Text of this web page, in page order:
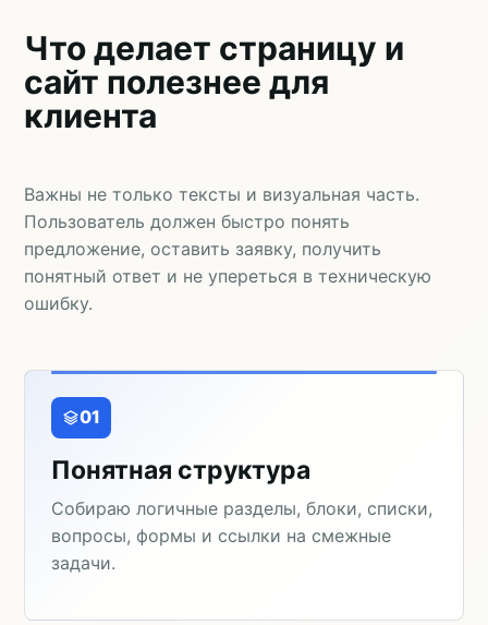
Что делает страницу и
сайт полезнее для
клиента
Важны не только тексты и визуальная часть.
Пользователь должен быстро понять
предложение, оставить заявку, получить
понятный ответ и не упереться в техническую
ошибку.
01
Понятная структура
Собираю логичные разделы, блоки, списки,
вопросы, формы и ссылки на смежные
задачи.